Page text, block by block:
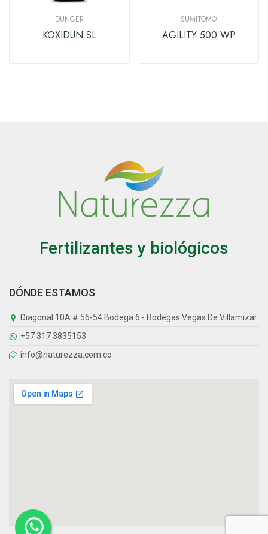
DUNGER
KOXIDUN SL
SUMITOMO
AGILITY 500 WP
Fertilizantes y biológicos
DÓNDE ESTAMOS
Diagonal 10A # 56-54 Bodega 6 - Bodegas Vegas De Villamizar
+57 317 3835153
info@naturezza.com.co